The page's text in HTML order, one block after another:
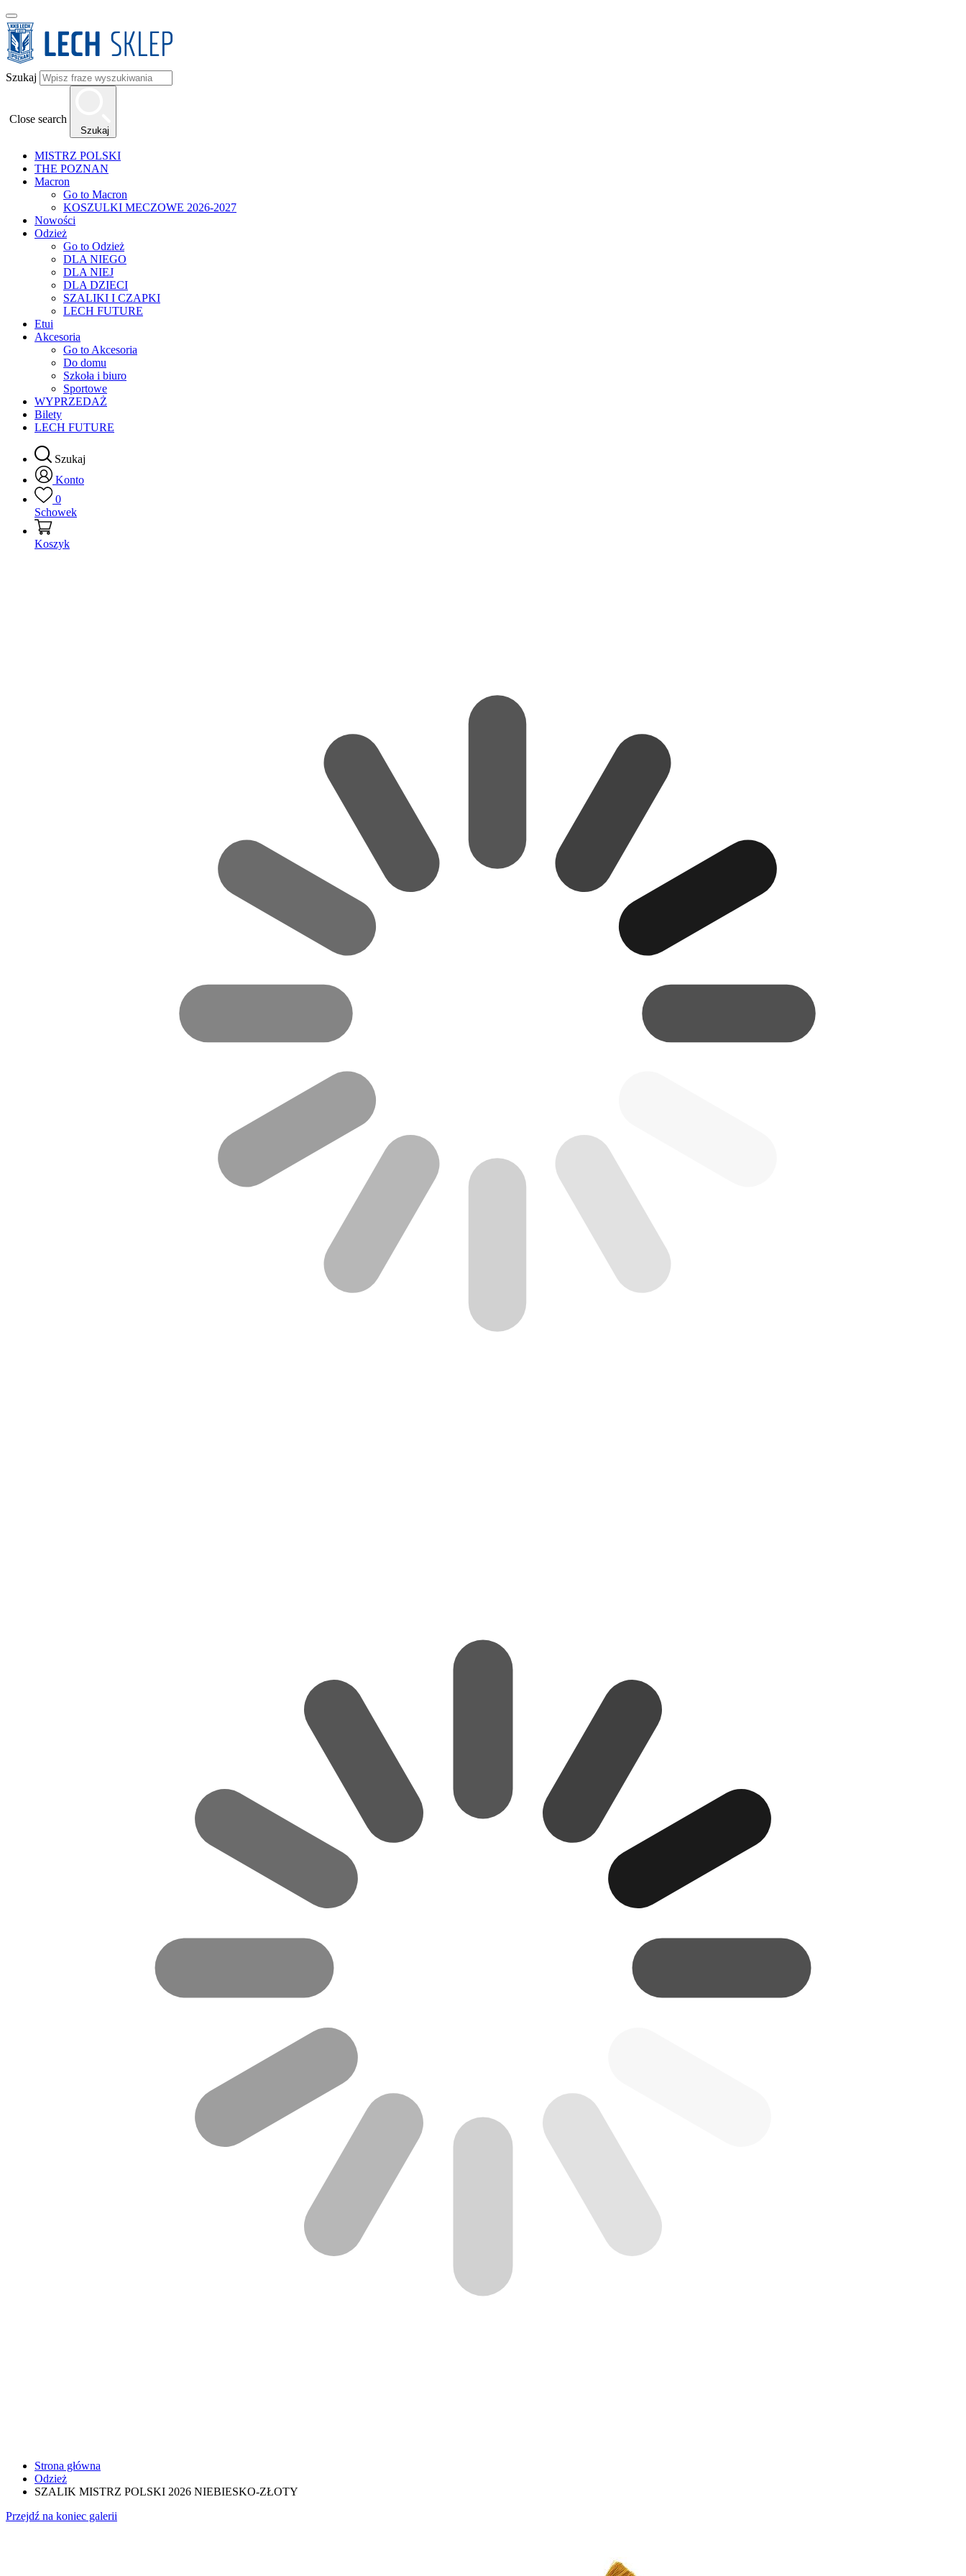
Szukaj
Close search
Szukaj
MISTRZ POLSKI
THE POZNAN
Macron
Go to Macron
KOSZULKI MECZOWE 2026-2027
Nowości
Odzież
Go to Odzież
DLA NIEGO
DLA NIEJ
DLA DZIECI
SZALIKI I CZAPKI
LECH FUTURE
Etui
Akcesoria
Go to Akcesoria
Do domu
Szkoła i biuro
Sportowe
WYPRZEDAŻ
Bilety
LECH FUTURE
Szukaj
Konto
0
Schowek
Koszyk
Strona główna
Odzież
SZALIK MISTRZ POLSKI 2026 NIEBIESKO-ZŁOTY
Przejdź na koniec galerii